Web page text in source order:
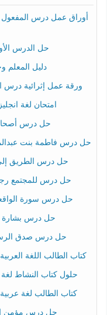
أوراق عمل درس
حل الدرس
دليل المعلم
ورقة عمل إثرائية درس
امتحان لغة
حل درس
حل درس فاطمة بنت
حل درس الطريق إلى
حل درس للمجتمع
حل درس سورة الواقعة 57-74 تربية اسلامية الصف
حل درس بشارة
حل درس صدق الرسول سورة
كتاب الطالب اللغة العربية
حلول كتاب النشاط لغة
كتاب الطالب لغة عربية
حل درس مؤمن